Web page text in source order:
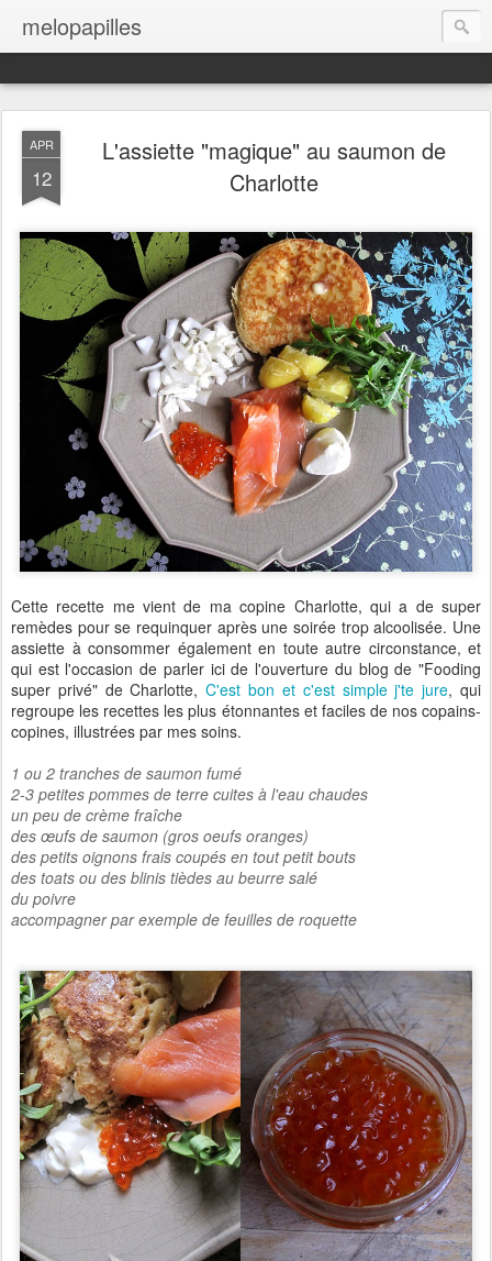
melopapilles
APR
12
L'assiette "magique" au saumon de
Charlotte
Cette recette me vient de ma copine Charlotte, qui a de super
remèdes pour se requinquer après une soirée trop alcoolisée. Une
assiette à consommer également en toute autre circonstance, et
qui est l'occasion de parler ici de l'ouverture du blog de "Fooding
super privé" de Charlotte,C'est bon et c'est simple j'te jure, qui
regroupe les recettes les plus étonnantes et faciles de nos copains-
copines, illustrées par mes soins.
1 ou 2 tranches de saumon fumé
2-3 petites pommes de terre cuites à l'eau chaudes
un peu de crème fraîche
des œufs de saumon (gros oeufs oranges)
des petits oignons frais coupés en tout petit bouts
des toats ou des blinis tièdes au beurre salé
du poivre
accompagner par exemple de feuilles de roquette